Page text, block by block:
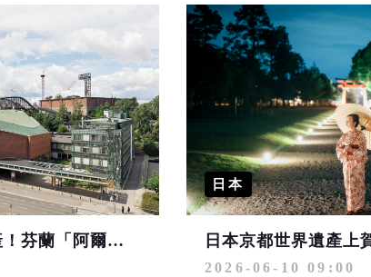
UNESCO新增世界遺產！芬蘭「阿爾托建築作品群」登錄 赫爾辛基五大建築入選
日本
2026-06-10 09:00